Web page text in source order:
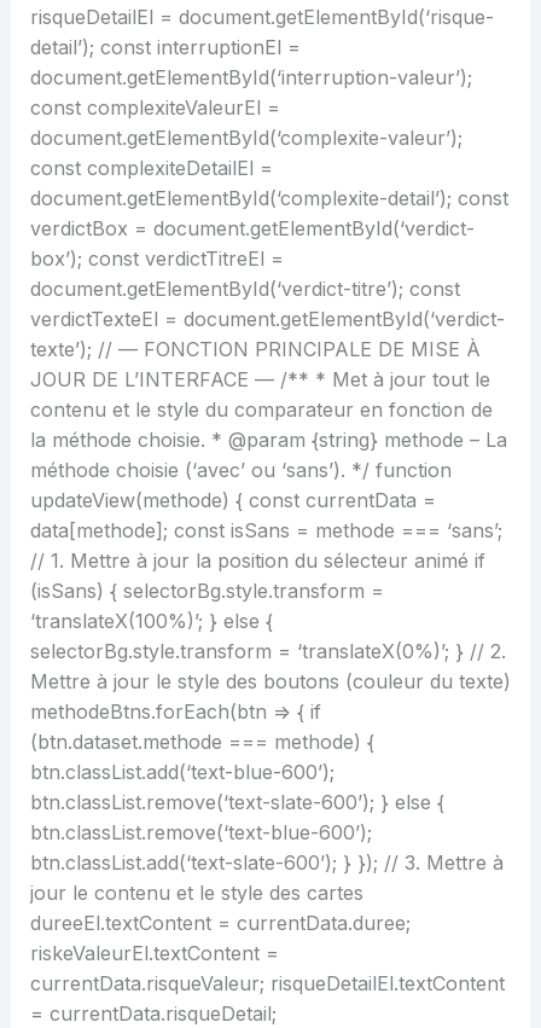
risqueDetailEl = document.getElementById(‘risque-
detail’); const interruptionEl =
document.getElementById(‘interruption-valeur’);
const complexiteValeurEl =
document.getElementById(‘complexite-valeur’);
const complexiteDetailEl =
document.getElementById(‘complexite-detail’); const
verdictBox = document.getElementById(‘verdict-
box’); const verdictTitreEl =
document.getElementById(‘verdict-titre’); const
verdictTexteEl = document.getElementById(‘verdict-
texte’); // — FONCTION PRINCIPALE DE MISE À
JOUR DE L’INTERFACE — /** * Met à jour tout le
contenu et le style du comparateur en fonction de
la méthode choisie. * @param {string} methode – La
méthode choisie (‘avec’ ou ‘sans’). */ function
updateView(methode) { const currentData =
data[methode]; const isSans = methode === ‘sans’;
// 1. Mettre à jour la position du sélecteur animé if
(isSans) { selectorBg.style.transform =
‘translateX(100%)’; } else {
selectorBg.style.transform = ‘translateX(0%)’; } // 2.
Mettre à jour le style des boutons (couleur du texte)
methodeBtns.forEach(btn => { if
(btn.dataset.methode === methode) {
btn.classList.add(‘text-blue-600’);
btn.classList.remove(‘text-slate-600’); } else {
btn.classList.remove(‘text-blue-600’);
btn.classList.add(‘text-slate-600’); } }); // 3. Mettre à
jour le contenu et le style des cartes
dureeEl.textContent = currentData.duree;
riskeValeurEl.textContent =
currentData.risqueValeur; risqueDetailEl.textContent
= currentData.risqueDetail;